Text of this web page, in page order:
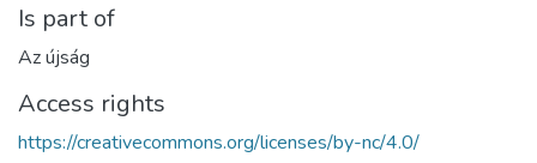
Is part of
Az újság
Access rights
https://creativecommons.org/licenses/by-nc/4.0/